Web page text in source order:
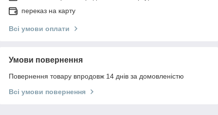
переказ на карту
Всі умови оплати
Умови повернення
Повернення товару впродовж 14 днів за домовленістю
Всі умови повернення